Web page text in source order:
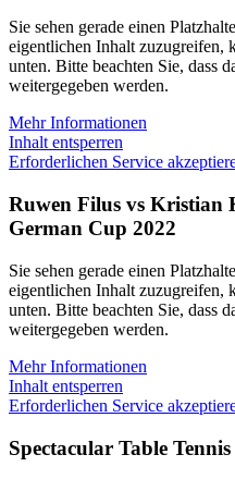
Sie sehen gerade einen
eigentlichen Inhalt zuzugreifen,
unten. Bitte beachten Sie, dass
weitergegeben werden.
Mehr Informationen
Inhalt entsperren
Erforderlichen Service
Ruwen Filus vs Kristian
German Cup 2022
Sie sehen gerade einen
eigentlichen Inhalt zuzugreifen,
unten. Bitte beachten Sie, dass
weitergegeben werden.
Mehr Informationen
Inhalt entsperren
Erforderlichen Service
Spectacular Table